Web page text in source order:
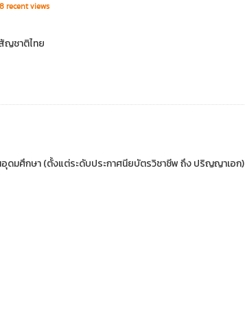
recent views
ญชาติไทย
อุดมศึกษา (ตั้งแต่ระดับประกาศนียบัตรวิชาชีพ ถึง ปริญญาเอก)